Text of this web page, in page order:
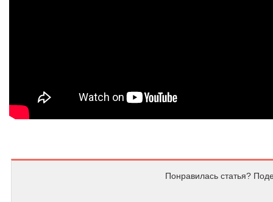
Понравилась статья?